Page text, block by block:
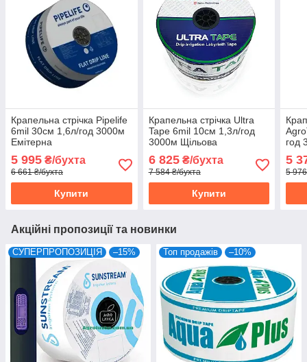
Крапельна стрічка Pipelife
6mil 30см 1,6л/год 3000м
Емітерна
5 995 ₴/бухта
6 661 ₴/бухта
Купити
Крапельна стрічка Ultra
Tape 6mil 10см 1,3л/год
3000м Щільова
6 825₴/бухта
7 584 ₴/бухта
Купити
год
5
5
Акційні пропозиції та новинки
СУПЕРПРОПОЗИЦІЯ –15% Топ продажів –10%